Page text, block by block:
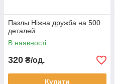
Пазлы Ніжна дружба на 500
деталей
В наявності
320 ₴/од.
Купити